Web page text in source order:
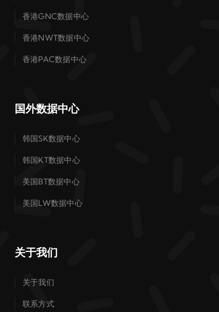
香港GNC数据中心
香港NWT数据中心
香港PAC数据中心
国外数据中心
韩国SK数据中心
韩国KT数据中心
美国BT数据中心
美国LW数据中心
关于我们
关于我们
联系方式